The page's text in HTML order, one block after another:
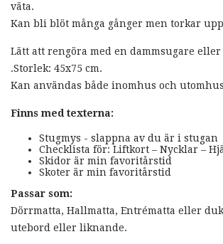
väta.
Kan bli blöt många gånger men torkar
Lätt att rengöra med en dammsugare eller
.Storlek: 45x75 cm.
Kan användas både inomhus och
Finns med texterna:
Stugmys - slappna av du är i stugan
Checklista för: Liftkort – Nycklar –
Skidor är min favoritårstid
Skoter är min favoritårstid
Passar som:
Dörrmatta, Hallmatta, Entrématta eller
utebord eller liknande.